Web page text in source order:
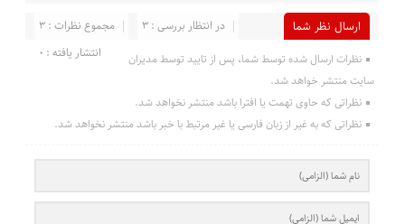
ارسال نظر شما مجموع نظرات : 3
در انتظار بررسی : 3
انتشار یافته : 0
نظرات ارسال شده توسط شما، پس از تایید توسط مدیران
سایت منتشر خواهد شد.
نظراتی که حاوی تهمت یا افترا باشد منتشر نخواهد شد.
نظراتی که به غیر از زبان فارسی یا غیر مرتبط با خبر باشد منتشر نخواهد شد.